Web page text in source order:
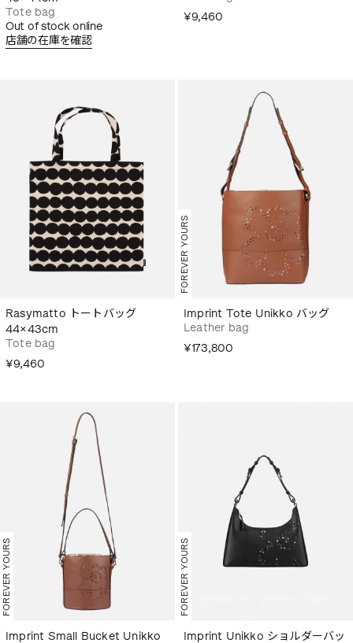
Tote bag
Out of stock online
店舗の在庫を確認
¥9,460
Rasymatto トートバッグ
44×43cm
Tote bag
¥9,460
FOREVER YOURS
Imprint Tote Unikko バッグ
Leather bag
¥173,800
FOREVER YOURS
Imprint Small Bucket Unikko
FOREVER YOURS
Imprint Unikko ショルダーバッ